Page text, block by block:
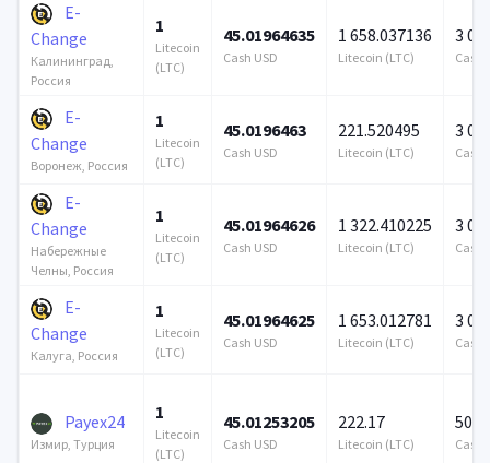
E-
Change
Калининград,
Россия
1
Litecoin
(LTC)
45.01964635
Cash USD
1 658.037136
Litecoin (LTC)
3
Cash
E-
Change
Воронеж, Россия
1
Litecoin
(LTC)
45.0196463
Cash USD
221.520495
Litecoin (LTC)
3
Cash
E-
Change
Набережные
Челны, Россия
1
Litecoin
(LTC)
45.01964626
Cash USD
1 322.410225
Litecoin (LTC)
3
Cash
E-
Change
Калуга, Россия
1
Litecoin
(LTC)
45.01964625
Cash USD
1 653.012781
Litecoin (LTC)
3
Cash
Payex24
Измир, Турция
1
Litecoin
(LTC)
45.01253205
Cash USD
222.17
Litecoin (LTC)
500
Cash